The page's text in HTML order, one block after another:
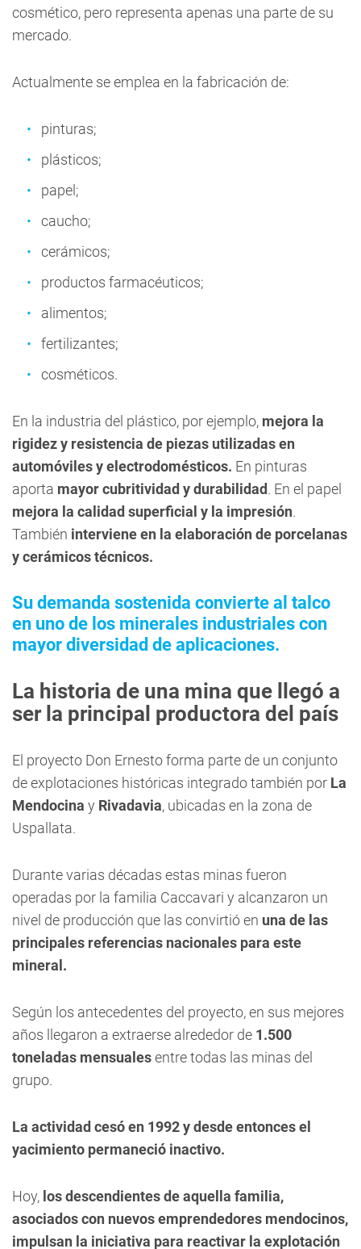
cosmético, pero representa apenas una parte de su
mercado.
Actualmente se emplea en la fabricación de:
pinturas;
plásticos;
papel;
caucho;
cerámicos;
productos farmacéuticos;
alimentos;
fertilizantes;
cosméticos.
En la industria del plástico, por ejemplo, mejora la
rigidez y resistencia de piezas utilizadas en
automóviles y electrodomésticos. En pinturas
aporta mayor cubritividad y durabilidad. En el papel
mejora la calidad superficial y la impresión.
También interviene en la elaboración de porcelanas
y cerámicos técnicos.
Su demanda sostenida convierte al talco
en uno de los minerales industriales con
mayor diversidad de aplicaciones.
La historia de una mina que llegó a
ser la principal productora del país
El proyecto Don Ernesto forma parte de un conjunto
de explotaciones históricas integrado también por La
Mendocina y Rivadavia, ubicadas en la zona de
Uspallata.
Durante varias décadas estas minas fueron
operadas por la familia Caccavari y alcanzaron un
nivel de producción que las convirtió en una de las
principales referencias nacionales para este
mineral.
Según los antecedentes del proyecto, en sus mejores
años llegaron a extraerse alrededor de 1.500
toneladas mensualesentre todas las minas del
grupo.
La actividad cesó en 1992 y desde entonces el
yacimiento permaneció inactivo.
Hoy, los descendientes de aquella familia,
asociados con nuevos emprendedores mendocinos,
impulsan la iniciativa para reactivar la explotación